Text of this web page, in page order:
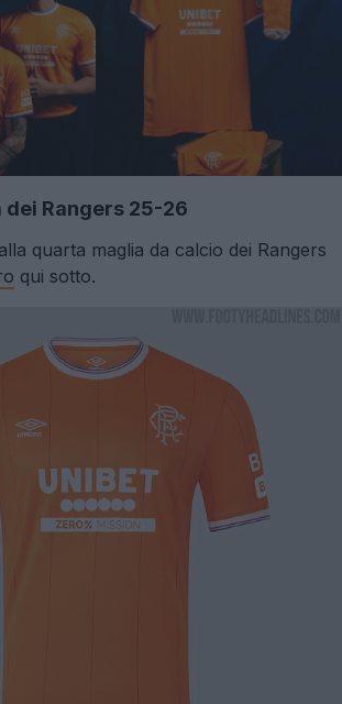
Rangers 25-26
quarta maglia da calcio dei Rangers
qui sotto.